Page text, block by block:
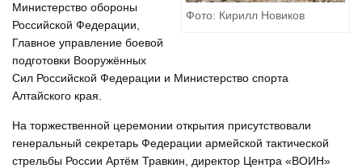
Фото: Кирилл Новиков
Министерство обороны
Российской Федерации,
Главное управление боевой
подготовки Вооружённых
Сил Российской Федерации и Министерство спорта
Алтайского края.
На торжественной церемонии открытия присутствовали
генеральный секретарь Федерации армейской тактической
стрельбы России Артём Травкин, директор Центра «ВОИН»